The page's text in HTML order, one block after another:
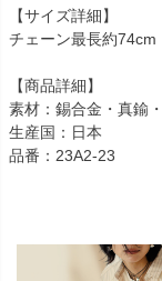
【サイズ詳細】
チェーン最長約74cm
【商品詳細】
素材：錫合金・真鍮
生産国：日本
品番：23A2-23